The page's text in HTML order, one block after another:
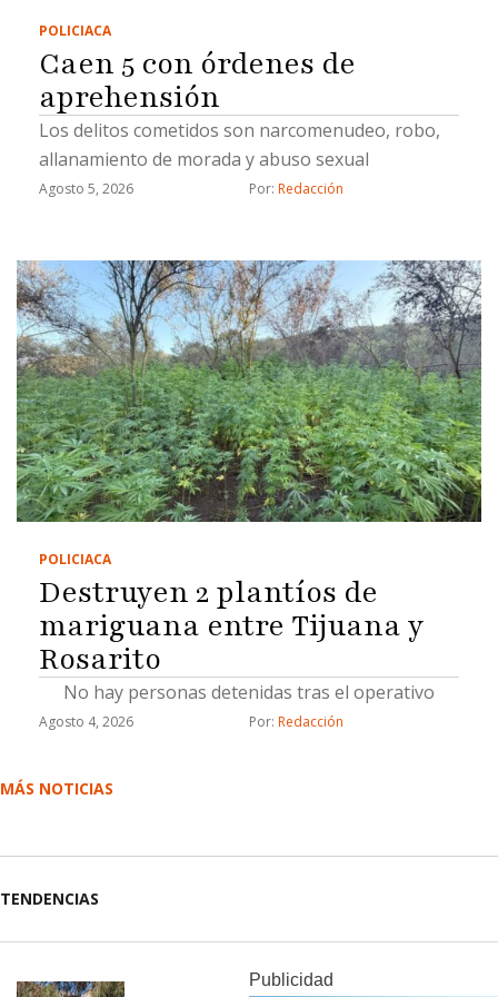
POLICIACA
Caen 5 con órdenes de
aprehensión
Los delitos cometidos son narcomenudeo, robo,
allanamiento de morada y abuso sexual
Agosto 5, 2026 Por: Redacción
POLICIACA
Destruyen 2 plantíos de
mariguana entre Tijuana y
Rosarito
No hay personas detenidas tras el operativo
Agosto 4, 2026 Por: Redacción
MÁS NOTICIAS
TENDENCIAS
Publicidad